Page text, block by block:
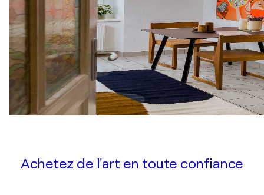
Achetez de l'art en toute confiance